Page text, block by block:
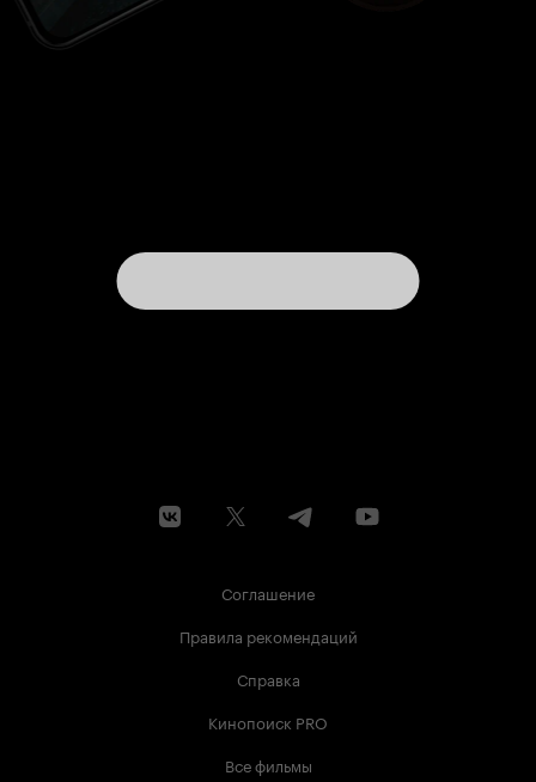
Соглашение
Правила рекомендаций
Справка
Кинопоиск PRO
Все фильмы